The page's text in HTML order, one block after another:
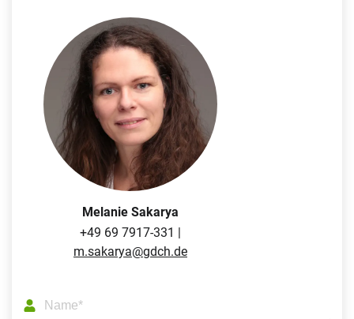
Melanie Sakarya
+49 69 7917-331 |
m.sakarya@gdch.de